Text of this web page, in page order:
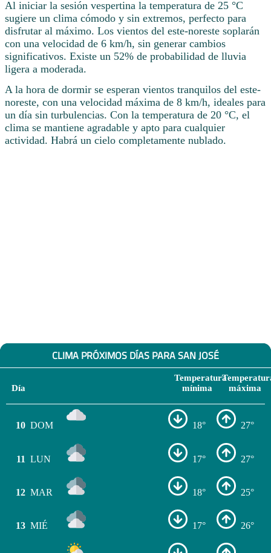
Al iniciar la sesión vespertina la temperatura de 25 °C
sugiere un clima cómodo y sin extremos, perfecto para
disfrutar al máximo. Los vientos del este-noreste soplarán
con una velocidad de 6 km/h, sin generar cambios
significativos. Existe un 52% de probabilidad de lluvia
ligera a moderada.
A la hora de dormir se esperan vientos tranquilos del este-
noreste, con una velocidad máxima de 8 km/h, ideales para
un día sin turbulencias. Con la temperatura de 20 °C, el
clima se mantiene agradable y apto para cualquier
actividad. Habrá un cielo completamente nublado.
CLIMA PRÓXIMOS DÍAS PARA SAN JOSÉ
Día
Temperatura
mínima
máxima
10 DOM 18° 27°
11 LUN 17° 27°
12 MAR 18° 25°
13 MIÉ 17° 26°